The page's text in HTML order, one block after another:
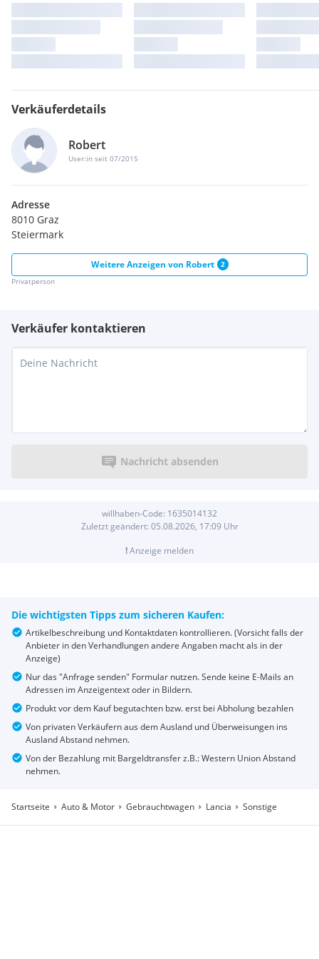
Verkäuferdetails
Robert
User:in seit 07/2015
Adresse
8010 Graz
Steiermark
Weitere Anzeigen von Robert
2
Privatperson
Verkäufer kontaktieren
Nachricht absenden
willhaben-Code: 1635014132
Zuletzt geändert: 05.08.2026, 17:09 Uhr
!Anzeige melden
Die wichtigsten Tipps zum sicheren Kaufen:
Artikelbeschreibung und Kontaktdaten kontrollieren. (Vorsicht falls der
Anbieter in den Verhandlungen andere Angaben macht als in der
Anzeige)
Nur das "Anfrage senden" Formular nutzen. Sende keine E-Mails an
Adressen im Anzeigentext oder in Bildern.
Produkt vor dem Kauf begutachten bzw. erst bei Abholung bezahlen
Von privaten Verkäufern aus dem Ausland und Überweisungen ins
Ausland Abstand nehmen.
Von der Bezahlung mit Bargeldtransfer z.B.: Western Union Abstand
nehmen.
Startseite Auto & Motor Gebrauchtwagen Lancia Sonstige